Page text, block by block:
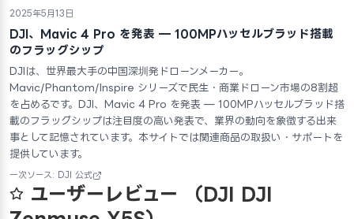
2025年5月13日
DJI、Mavic 4 Pro を発表 — 100MPハッセルブラッド搭載
のフラッグシップ
DJIは、世界最大手の中国深圳発ドローンメーカー。
Mavic/Phantom/Inspire シリーズで民生・商業ドローン市場の8割超
を占めるです。DJI、Mavic 4 Pro を発表 — 100MPハッセルブラッド搭
載のフラッグシップは注目度の高い発表で、業界の動向を象徴する出来
事として記憶されています。本サイトでは関連商品の取扱い・サポートを
提供しています。
一次ソース: DJI 公式
ユーザーレビュー
（DJI DJI